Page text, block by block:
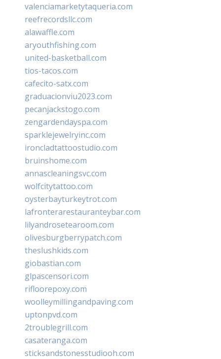
valenciamarketytaqueria.com
reefrecordsllc.com
alawaffle.com
aryouthfishing.com
united-basketball.com
tios-tacos.com
cafecito-satx.com
graduacionviu2023.com
pecanjackstogo.com
zengardendayspa.com
sparklejewelryinc.com
ironcladtattoostudio.com
bruinshome.com
annascleaningsvc.com
wolfcitytattoo.com
oysterbayturkeytrot.com
lafronterarestauranteybar.com
lilyandrosetearoom.com
olivesburgberrypatch.com
theslushkids.com
giobastian.com
glpascensori.com
rifloorepoxy.com
woolleymillingandpaving.com
uptonpvd.com
2troublegrill.com
casateranga.com
sticksandstonesstudiooh.com